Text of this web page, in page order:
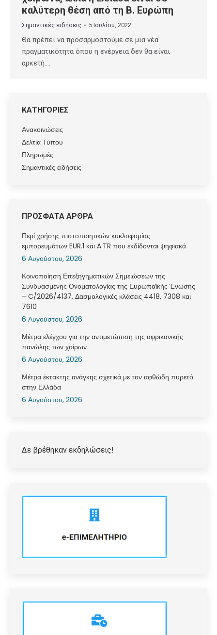
καλύτερη θέση από τη Β. Ευρώπη
Σημαντικές ειδήσεις 5 Ιουλίου, 2022
Θα πρέπει να προσαρμοστούμε σε μια νέα
πραγματικότητα όπου η ενέργεια δεν θα είναι
αρκετή.…
ΚΑΤΗΓΟΡΙΕΣ
Ανακοινώσεις
Δελτία Τύπου
Πληρωμές
Σημαντικές ειδήσεις
ΠΡΟΣΦΑΤΑ ΑΡΘΡΑ
Περί χρήσης πιστοποιητικών κυκλοφορίας
εμπορευμάτων EUR.1 και A.TR που εκδίδονται ψηφιακά
6 Αυγούστου, 2026
Κοινοποίηση Επεξηγηματικών Σημειώσεων της
Συνδυασμένης Ονοματολογίας της Ευρωπαϊκής Ένωσης
– C/2026/4137, Δασμολογικές κλάσεις 4418, 7308 και
7610
6 Αυγούστου, 2026
Μέτρα ελέγχου για την αντιμετώπιση της αφρικανικής
πανώλης των χοίρων
6 Αυγούστου, 2026
Μέτρα έκτακτης ανάγκης σχετικά με τον αφθώδη πυρετό
στην Ελλάδα
6 Αυγούστου, 2026
Δε βρέθηκαν εκδηλώσεις!